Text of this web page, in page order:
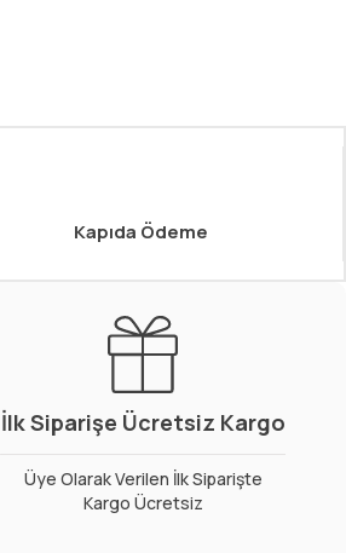
Kapıda Ödeme
İlk Siparişe Ücretsiz Kargo
Üye Olarak Verilen İlk Siparişte
Kargo Ücretsiz